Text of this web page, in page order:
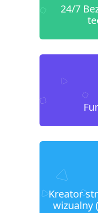
24/7
Kreator
wizualny